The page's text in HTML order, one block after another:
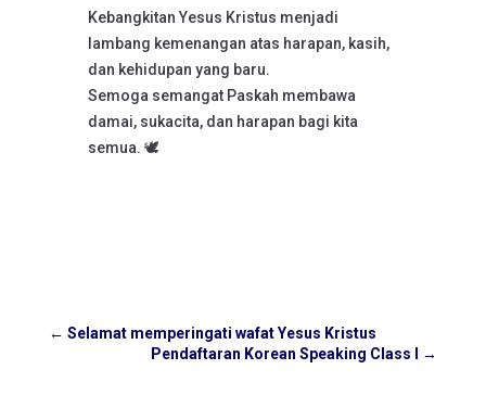
Kebangkitan Yesus Kristus menjadi
lambang kemenangan atas harapan, kasih,
dan kehidupan yang baru.
Semoga semangat Paskah membawa
damai, sukacita, dan harapan bagi kita
semua. 🕊️
← Selamat memperingati wafat Yesus Kristus
Pendaftaran Korean Speaking Class I
→